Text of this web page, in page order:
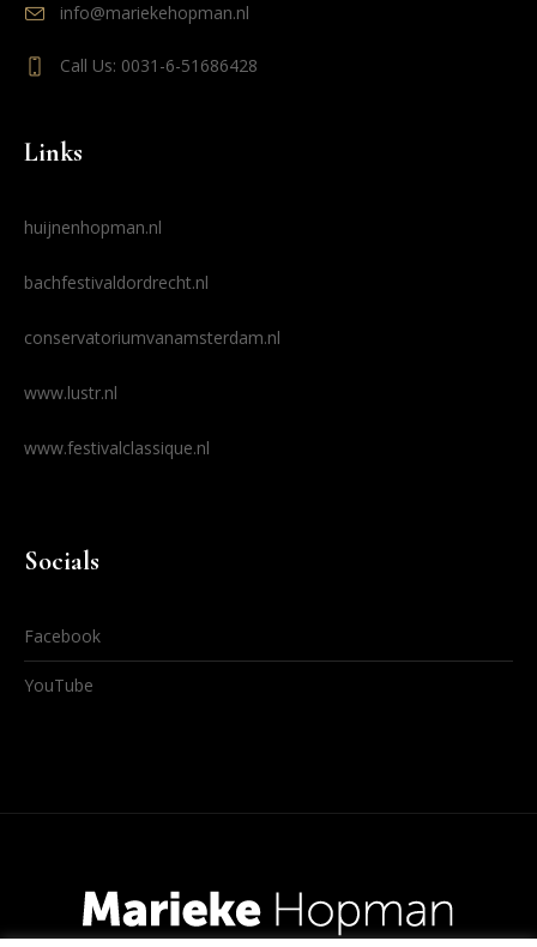
info@mariekehopman.nl
Call Us: 0031-6-51686428
Links
huijnenhopman.nl
bachfestivaldordrecht.nl
conservatoriumvanamsterdam.nl
www.lustr.nl
www.festivalclassique.nl
Socials
Facebook
YouTube